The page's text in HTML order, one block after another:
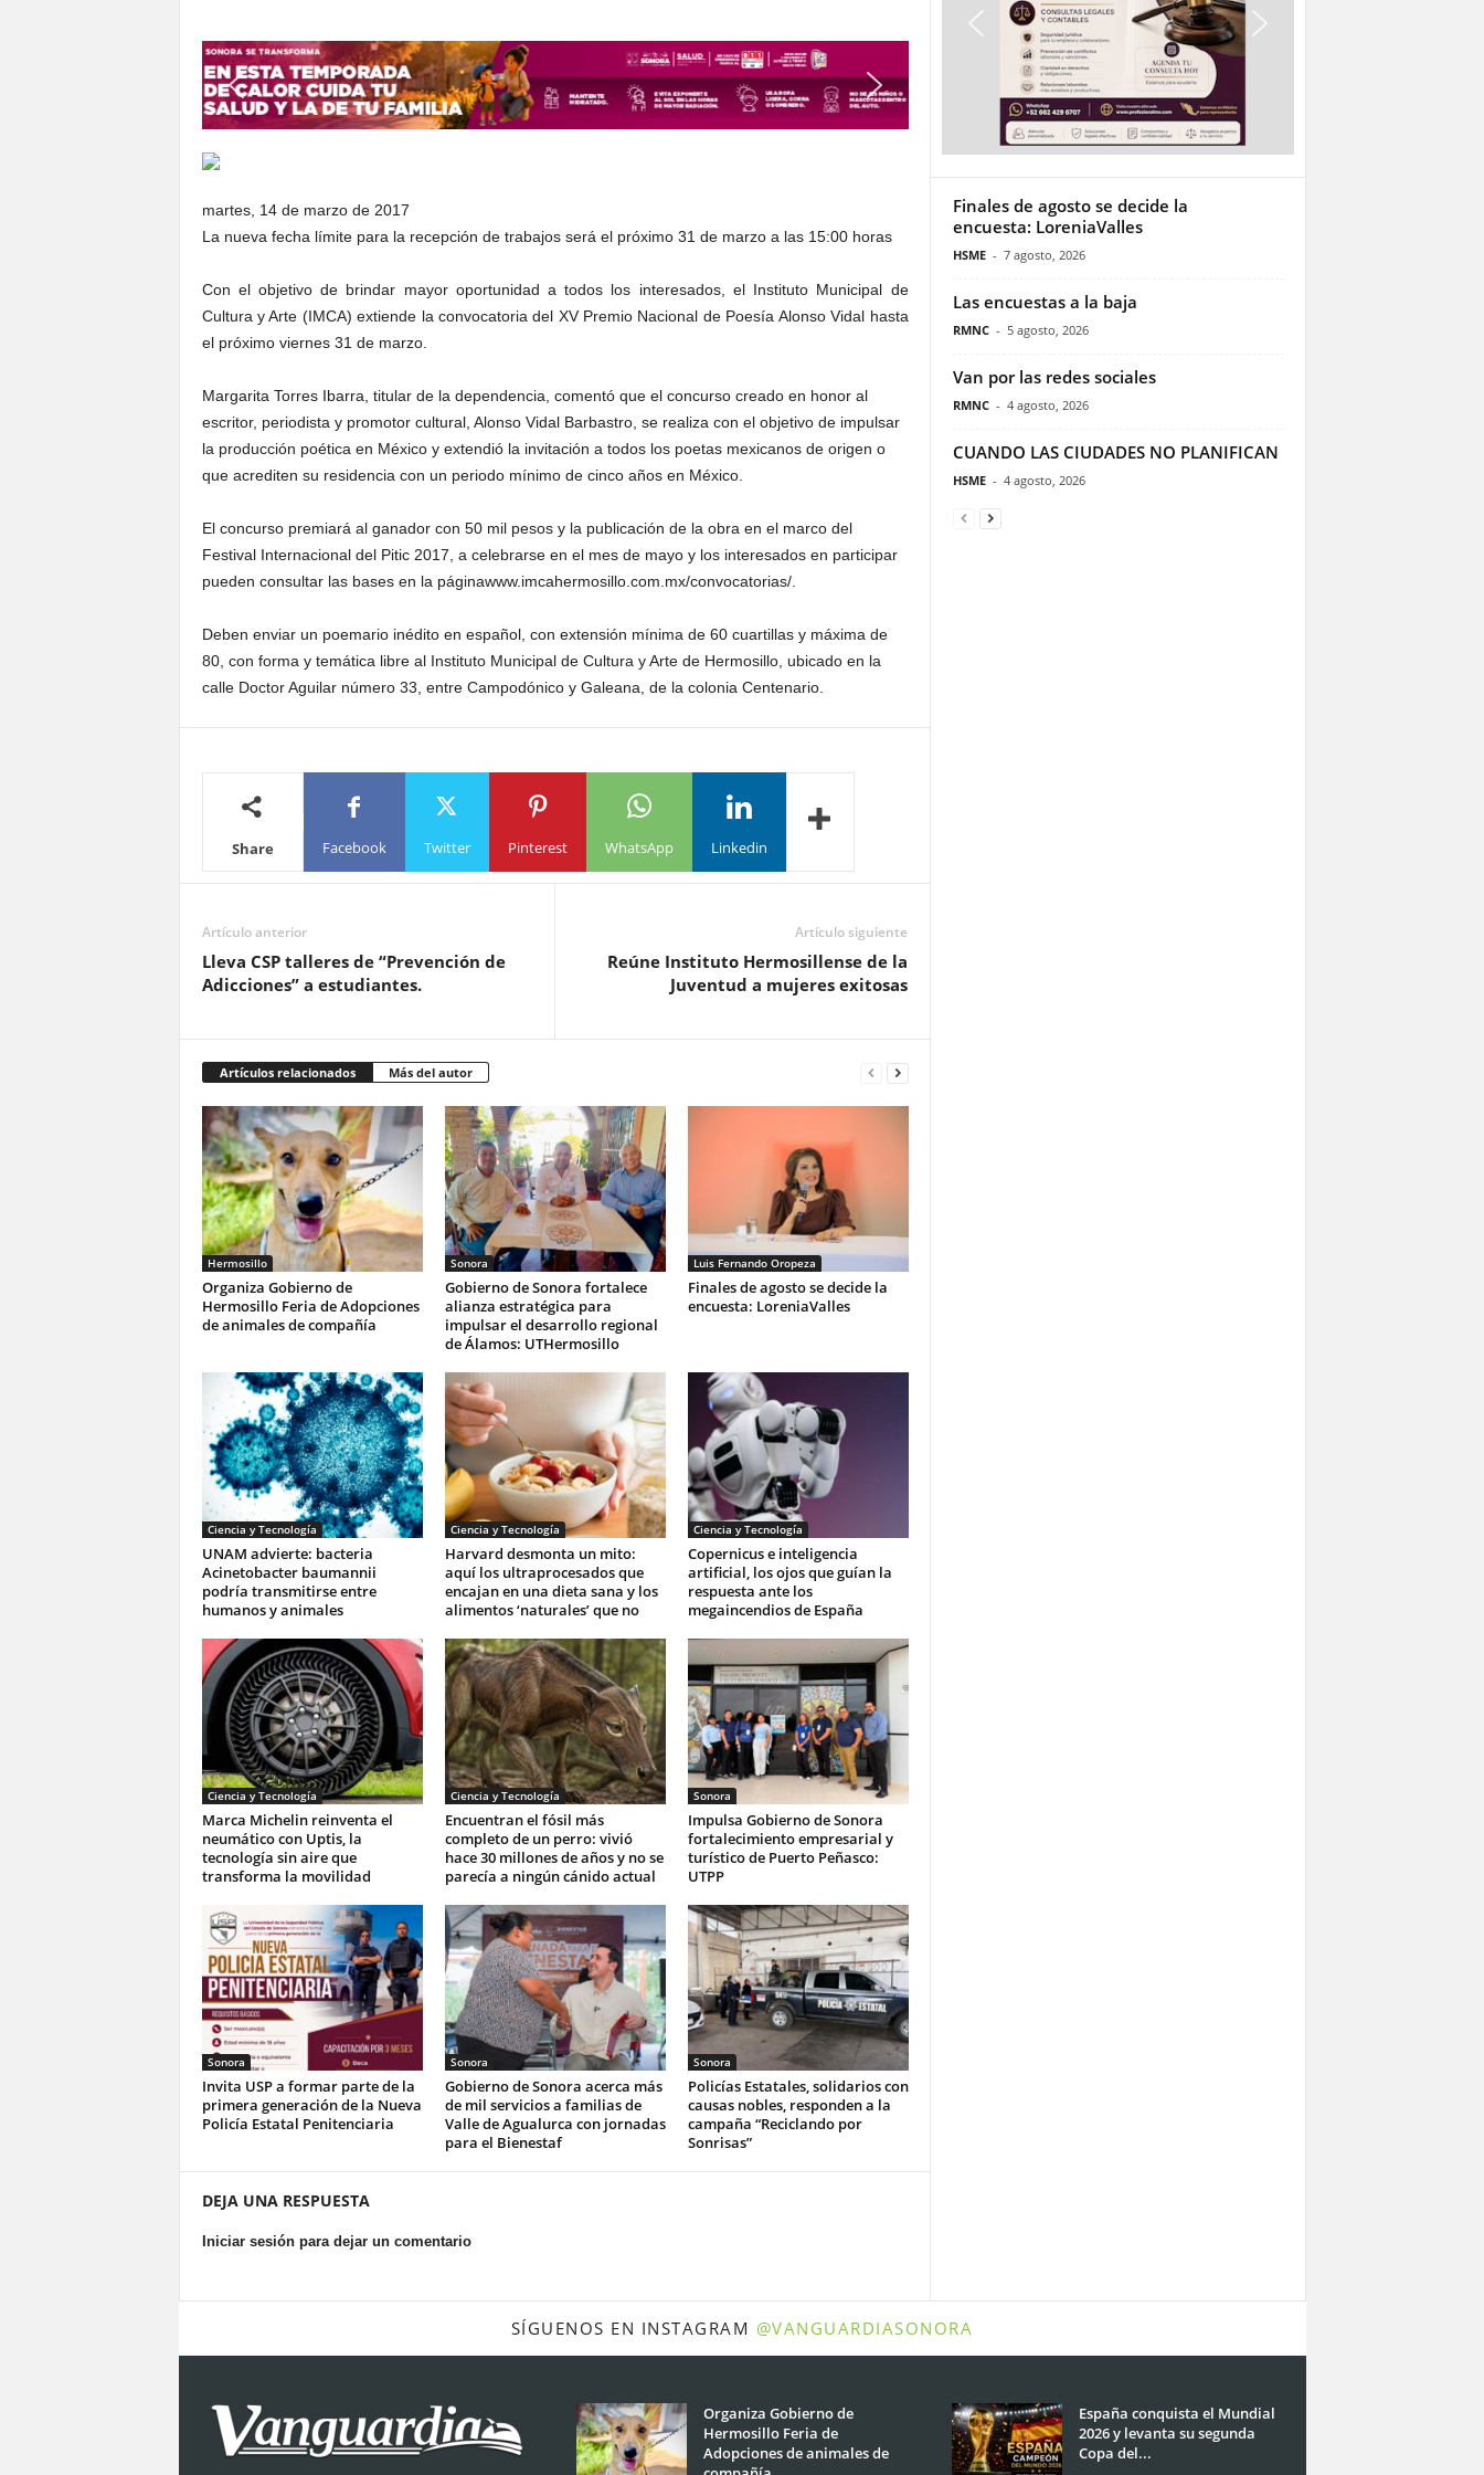
martes, 14 de marzo de 2017
La nueva fecha límite para la recepción de trabajos será el próximo 31 de marzo a las 15:00 horas
Con el objetivo de brindar mayor oportunidad a todos los interesados, el Instituto Municipal de
Cultura y Arte (IMCA) extiende la convocatoria del XV Premio Nacional de Poesía Alonso Vidal hasta
el próximo viernes 31 de marzo.
Margarita Torres Ibarra, titular de la dependencia, comentó que el concurso creado en honor al
escritor, periodista y promotor cultural, Alonso Vidal Barbastro, se realiza con el objetivo de impulsar
la producción poética en México y extendió la invitación a todos los poetas mexicanos de origen o
que acrediten su residencia con un periodo mínimo de cinco años en México.
El concurso premiará al ganador con 50 mil pesos y la publicación de la obra en el marco del
Festival Internacional del Pitic 2017, a celebrarse en el mes de mayo y los interesados en participar
pueden consultar las bases en la páginawww.imcahermosillo.com.mx/convocatorias/.
Deben enviar un poemario inédito en español, con extensión mínima de 60 cuartillas y máxima de
80, con forma y temática libre al Instituto Municipal de Cultura y Arte de Hermosillo, ubicado en la
calle Doctor Aguilar número 33, entre Campodónico y Galeana, de la colonia Centenario.
Share Facebook Twitter Pinterest WhatsApp Linkedin
Artículo anterior
Lleva CSP talleres de “Prevención de
Adicciones” a estudiantes.
Artículo siguiente
Reúne Instituto Hermosillense de la
Juventud a mujeres exitosas
Artículos relacionados Más del autor
Hermosillo
Organiza Gobierno de
Hermosillo Feria de Adopciones
de animales de compañía
Sonora
Gobierno de Sonora fortalece
alianza estratégica para
impulsar el desarrollo regional
de Álamos: UTHermosillo
Luis Fernando Oropeza
Finales de agosto se decide la
encuesta: LoreniaValles
Ciencia y Tecnología
UNAM advierte: bacteria
Acinetobacter baumannii
podría transmitirse entre
humanos y animales
Ciencia y Tecnología
Harvard desmonta un mito:
aquí los ultraprocesados que
encajan en una dieta sana y los
alimentos ‘naturales’ que no
Ciencia y Tecnología
Copernicus e inteligencia
artificial, los ojos que guían la
respuesta ante los
megaincendios de España
Ciencia y Tecnología
Marca Michelin reinventa el
neumático con Uptis, la
tecnología sin aire que
transforma la movilidad
Ciencia y Tecnología
Encuentran el fósil más
completo de un perro: vivió
hace 30 millones de años y no se
parecía a ningún cánido actual
Sonora
Impulsa Gobierno de Sonora
fortalecimiento empresarial y
turístico de Puerto Peñasco:
UTPP
Sonora
Invita USP a formar parte de la
primera generación de la Nueva
Policía Estatal Penitenciaria
Sonora
Gobierno de Sonora acerca más
de mil servicios a familias de
Valle de Agualurca con jornadas
para el Bienestaf
Sonora
Policías Estatales, solidarios con
causas nobles, responden a la
campaña “Reciclando por
Sonrisas”
DEJA UNA RESPUESTA
Iniciar sesión para dejar un comentario
Finales de agosto se decide la
encuesta: LoreniaValles
HSME - 7 agosto, 2026
Las encuestas a la baja
RMNC - 5 agosto, 2026
Van por las redes sociales
RMNC - 4 agosto, 2026
CUANDO LAS CIUDADES NO PLANIFICAN
HSME - 4 agosto, 2026
SÍGUENOS EN INSTAGRAM @VANGUARDIASONORA
Organiza Gobierno de
Hermosillo Feria de
Adopciones de animales de
España conquista el Mundial
2026 y levanta su segunda
Copa del...